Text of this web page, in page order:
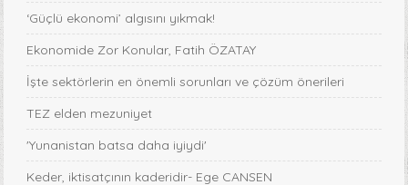
‘Güçlü ekonomi’ algısını yıkmak!
Ekonomide Zor Konular, Fatih ÖZATAY
İşte sektörlerin en önemli sorunları ve çözüm önerileri
TEZ elden mezuniyet
'Yunanistan batsa daha iyiydi'
Keder, iktisatçının kaderidir- Ege CANSEN